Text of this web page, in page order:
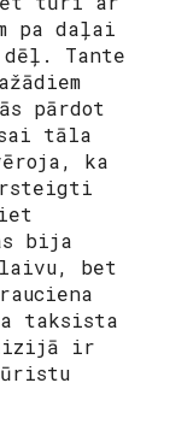
pa daļai
dēļ. Tante
pārdot
tāla
ka
bija
bet
taksista
ir